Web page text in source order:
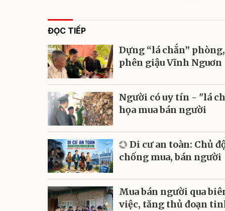
ĐỌC TIẾP
Dựng “lá chắn”
phên giậu Vĩnh Nguơn
Người có uy tín - "lá
họa mua bán người
Di cư an toàn: Chủ
chống mua, bán người
Mua bán người qua
việc, tăng thủ đoạn